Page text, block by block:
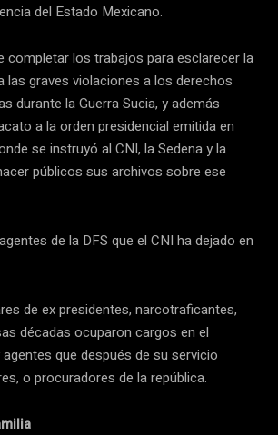
del Estado Mexicano.
completar los trabajos para esclarecer la
las graves violaciones a los derechos
durante la Guerra Sucia, y además
a la orden presidencial emitida en
se instruyó al CNI, la Sedena y la
públicos sus archivos sobre ese
de la DFS que el CNI ha dejado en
de ex presidentes, narcotraficantes,
décadas ocuparon cargos en el
que después de su servicio
o procuradores de la república.